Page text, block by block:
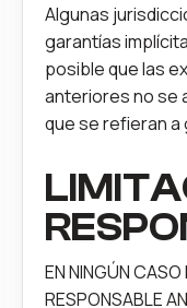
Algunas
garantías
posible que las
anteriores no se
que se refieran a
EN NINGÚN CASO
RESPONSABLE